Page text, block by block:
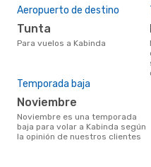
Aeropuerto de destino
Tunta
Para vuelos a Kabinda
Temporada baja
noviembre
noviembre es una temporada
baja para volar a Kabinda según
la opinión de nuestros clientes